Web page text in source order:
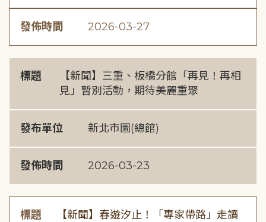
發佈時間 2026-03-27
標題
【新聞】三重、板橋分館「再見！再相
見」暫別活動，期待美麗重聚
發布單位 新北市圖(總館)
發佈時間 2026-03-23
標題
【新聞】春遊汐止！「專家帶路」走讀